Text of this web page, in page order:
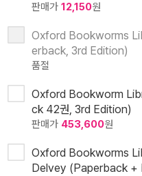
판매가 12,150원
Oxford Bookworms
erback, 3rd Edition)
품절
Oxford Bookworm
ck 42권, 3rd Edition)
판매가 453,600원
Oxford Bookworms
Delvey (Paperback +